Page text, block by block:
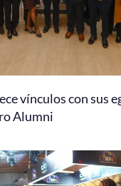
vínculos con sus
Alumni